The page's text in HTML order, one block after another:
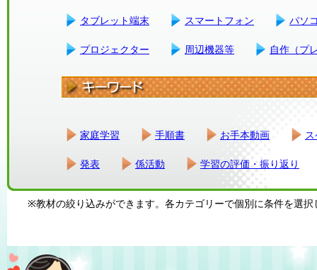
タブレット端末 スマートフォン パソ
プロジェクター 周辺機器等 自作（プ
家庭学習 手順書 お手本動画
発表 係活動 学習の評価・振り返り
※教材の絞り込みができます。各カテゴリーで個別に条件を選択